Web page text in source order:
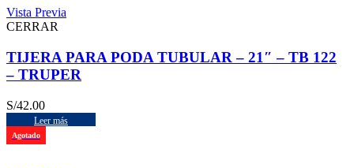
Vista Previa
CERRAR
TIJERA PARA PODA TUBULAR – 21″ – TB 122
– TRUPER
S/42.00
Leer más
Agotado